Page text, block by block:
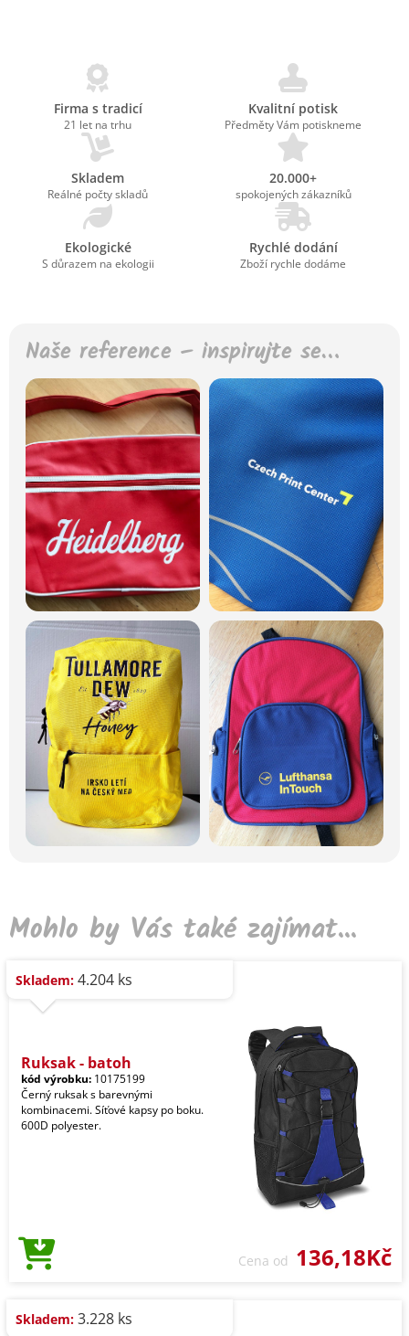
Firma s tradicí
21 let na trhu
Kvalitní potisk
Předměty Vám potiskneme
Skladem
Reálné počty skladů
20.000+
spokojených zákazníků
Ekologické
S důrazem na ekologii
Rychlé dodání
Zboží rychle dodáme
Naše reference – inspirujte se…
Mohlo by Vás také zajímat...
Skladem: 4.204 ks
Ruksak - batoh
kód výrobku: 10175199
Černý ruksak s barevnými
kombinacemi. Síťové kapsy po boku.
600D polyester.
Cena od 136,18Kč
Skladem: 3.228 ks